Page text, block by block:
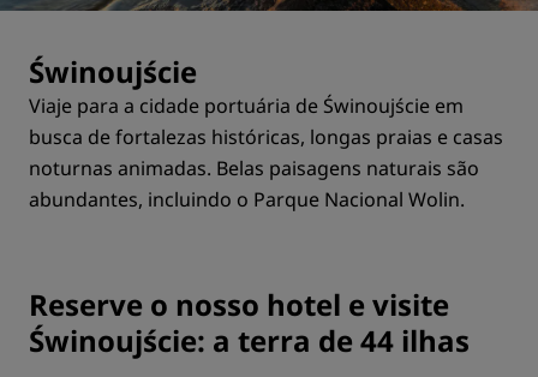
Świnoujście
Viaje para a cidade portuária de Świnoujście em
busca de fortalezas históricas, longas praias e casas
noturnas animadas. Belas paisagens naturais são
abundantes, incluindo o Parque Nacional Wolin.
Reserve o nosso hotel e visite
Świnoujście: a terra de 44 ilhas